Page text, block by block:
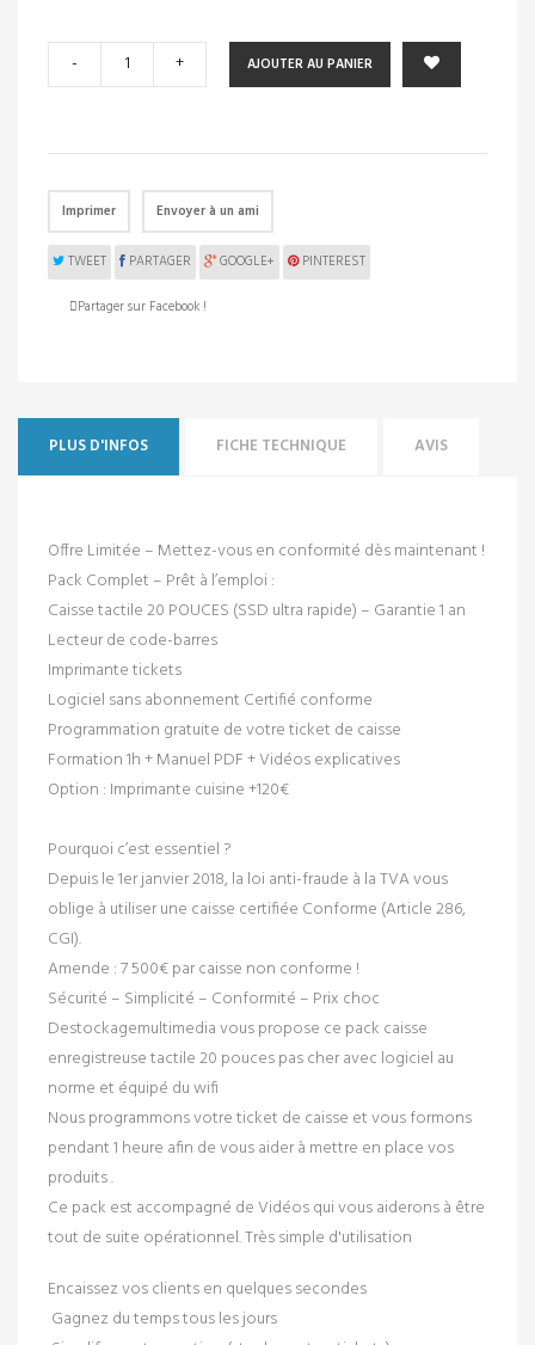
- + AJOUTER AU PANIER
Imprimer Envoyer à un ami
TWEET PARTAGER GOOGLE+ PINTEREST
Partager sur Facebook !
PLUS D'INFOS FICHE TECHNIQUE AVIS
Offre Limitée – Mettez-vous en conformité dès maintenant !
Pack Complet – Prêt à l’emploi :
Caisse tactile 20 POUCES (SSD ultra rapide) – Garantie 1 an
Lecteur de code-barres
Imprimante tickets
Logiciel sans abonnement Certifié conforme
Programmation gratuite de votre ticket de caisse
Formation 1h + Manuel PDF + Vidéos explicatives
Option : Imprimante cuisine +120€
Pourquoi c’est essentiel ?
Depuis le 1er janvier 2018, la loi anti-fraude à la TVA vous
oblige à utiliser une caisse certifiée Conforme (Article 286,
CGI).
Amende : 7 500€ par caisse non conforme !
Sécurité – Simplicité – Conformité – Prix choc
Destockagemultimedia vous propose ce pack caisse
enregistreuse tactile 20 pouces pas cher avec logiciel au
norme et équipé du wifi
Nous programmons votre ticket de caisse et vous formons
pendant 1 heure afin de vous aider à mettre en place vos
produits .
Ce pack est accompagné de Vidéos qui vous aiderons à être
tout de suite opérationnel. Très simple d'utilisation
Encaissez vos clients en quelques secondes
Gagnez du temps tous les jours